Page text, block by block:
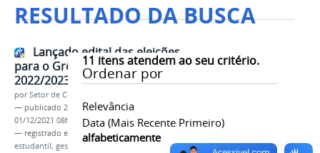
RESULTADO DA BUSCA
11 itens atendem ao seu critério.
Ordenar por
Relevância
Data (mais Recente Primeiro)
alfabeticamente
Lançado edital das eleições
para o Grêmio Estudantil - gestão
2022/2023
porSetor de Comunicação
— publicado 24/11/2021—última modificação
01/12/2021 08h01
— registrado em:
edital , eleição
grêmio
estudantil, gestão 2022-2023